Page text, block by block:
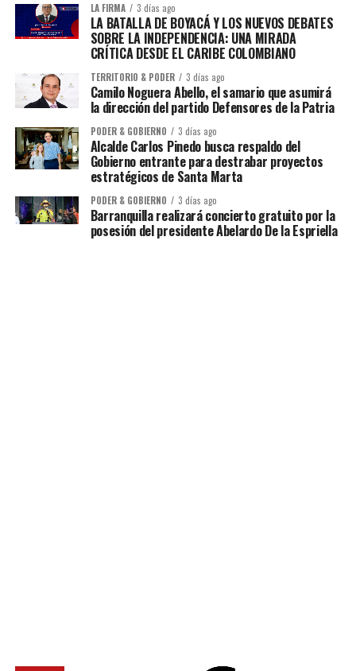
LA FIRMA 3 días ago
LA BATALLA DE BOYACÁ Y LOS NUEVOS DEBATES
SOBRE LA INDEPENDENCIA: UNA MIRADA
CRÍTICA DESDE EL CARIBE COLOMBIANO
TERRITORIO & PODER 3 días ago
Camilo Noguera Abello, el samario que asumirá
la dirección del partido Defensores de la Patria
PODER & GOBIERNO 3 días ago
Alcalde Carlos Pinedo busca respaldo del
Gobierno entrante para destrabar proyectos
estratégicos de Santa Marta
PODER & GOBIERNO 3 días ago
Barranquilla realizará concierto gratuito por la
posesión del presidente Abelardo De la Espriella